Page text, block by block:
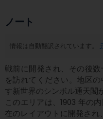
ノート
情報は自動翻訳されています。
戦前に開発され、その後
を訪れてください。地区
す新世界のシンボル通天閣
このエリアは、1903 年の
在のレイアウトに開発さ